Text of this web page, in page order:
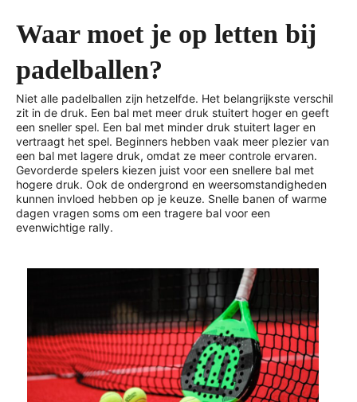
Waar moet je op letten bij
padelballen?
Niet alle padelballen zijn hetzelfde. Het belangrijkste verschil
zit in de druk. Een bal met meer druk stuitert hoger en geeft
een sneller spel. Een bal met minder druk stuitert lager en
vertraagt het spel. Beginners hebben vaak meer plezier van
een bal met lagere druk, omdat ze meer controle ervaren.
Gevorderde spelers kiezen juist voor een snellere bal met
hogere druk. Ook de ondergrond en weersomstandigheden
kunnen invloed hebben op je keuze. Snelle banen of warme
dagen vragen soms om een tragere bal voor een
evenwichtige rally.